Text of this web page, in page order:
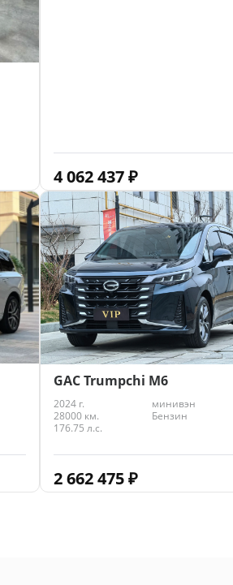
4 062 437₽
GAC Trumpchi M6
2024 г.
минивэн
28000 км.
Бензин
176.75 л.с.
2 662 475₽